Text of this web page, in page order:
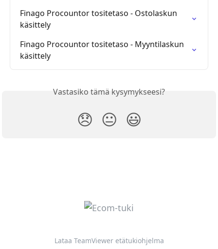
Finago Procountor tositetaso - Ostolaskun
käsittely
Finago Procountor tositetaso - Myyntilaskun
käsittely
Vastasiko tämä kysymykseesi?
😞 😐 😃
Lataa TeamViewer etätukiohjelma